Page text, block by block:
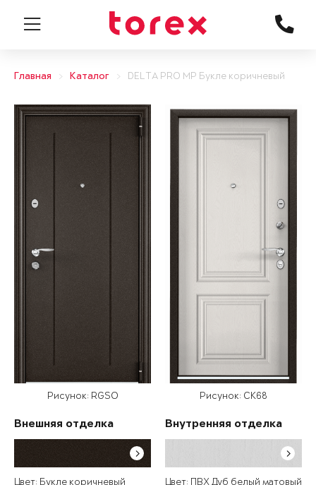
Главная Каталог DELTA PRO MP Букле коричневый
Рисунок: RGSO
Внешняя отделка
Цвет: Букле коричневый
Рисунок: СК68
Внутренняя отделка
Цвет: ПВХ Дуб белый матовый